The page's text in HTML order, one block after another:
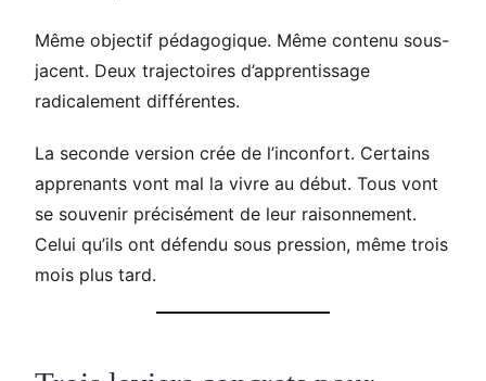
Même objectif pédagogique. Même contenu sous-
jacent. Deux trajectoires d’apprentissage
radicalement différentes.
La seconde version crée de l’inconfort. Certains
apprenants vont mal la vivre au début. Tous vont
se souvenir précisément de leur raisonnement.
Celui qu’ils ont défendu sous pression, même trois
mois plus tard.